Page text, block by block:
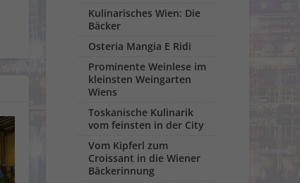
Kulinarisches Wien: Die
Bäcker
Osteria Mangia E Ridi
Prominente Weinlese im
kleinsten Weingarten
Wiens
Toskanische Kulinarik
vom feinsten in der City
Vom Kipferl zum
Croissant in die Wiener
Bäckerinnung